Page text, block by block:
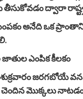
ద్వారా
అనేది ఒక
ఎంపిక కీలకం
శుక్రవారం జరగబోయే
చెందిన మొక్కలు